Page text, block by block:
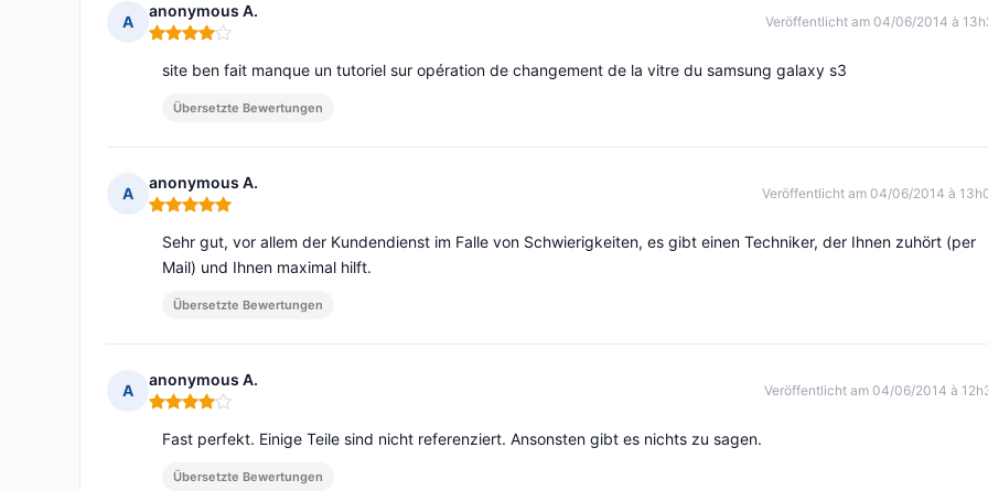
A
anonymous A.
Hinweis: 4 von 5
Veröffentlicht am 04/06/2014 à
site ben fait manque un tutoriel sur opération de changement de la vitre du samsung galaxy s3
Übersetzte Bewertungen
A
anonymous A.
Hinweis: 5 von 5
Veröffentlicht am 04/06/2014 à
Sehr gut, vor allem der Kundendienst im Falle von Schwierigkeiten, es gibt einen Techniker, der Ihnen zuhört (per
Mail) und Ihnen maximal hilft.
Übersetzte Bewertungen
A
anonymous A.
Hinweis: 4 von 5
Veröffentlicht am 04/06/2014 à
Fast perfekt. Einige Teile sind nicht referenziert. Ansonsten gibt es nichts zu sagen.
Übersetzte Bewertungen